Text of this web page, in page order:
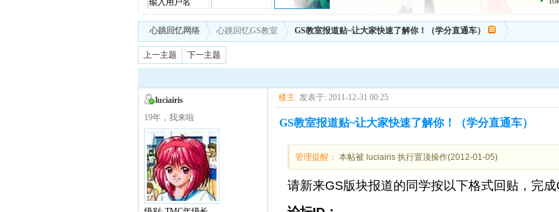
心跳回忆网络 心跳回忆GS教室 GS教室报道贴~让大家快速了解你！（学分直通车）
上一主题 下一主题
luciairis
19年，我来啦
楼主 发表于: 2011-12-31 00:25
GS教室报道贴~让大家快速了解你！（学分直通车）
管理提醒： 本帖被 luciairis 执行置顶操作(2012-01-05)
请新来GS版块报道的同学按以下格式回贴，完成